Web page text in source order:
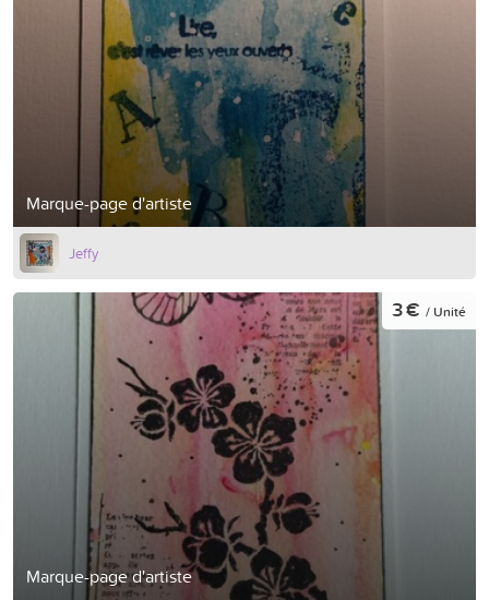
Marque-page d'artiste
Jeffy
Marque-page d'artiste
3 € / Unité